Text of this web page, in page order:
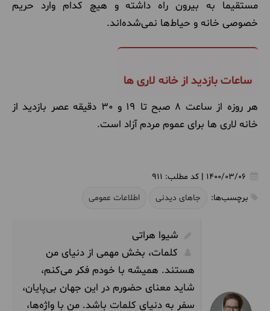
مستقیما به بیرون راه داشته و هیچ کدام وارد حریم
خصوصی خانه و حیاط‌ها نمی‌شده‌اند.
ساعات بازدید از خانه لاری ها
هر روزه از ساعت 8 صبح تا 19 و 30 دقیقه عصر بازدید از
خانه لاری ها برای عموم مردم آزاد است.
1400/03/06
| کد مطلب: 911
برچسب‌ها:
جاهای دیدنی اطلاعات عمومی
شیوا هراتی
کلمات، بخش مهمی از دنیای من
هستند. همیشه با خودم فکر می‌کنم،
شاید معنای حضورم در این جهان بی‌پایان،
سفر به دنیای کلمات باشد. من با واژه‌ها،